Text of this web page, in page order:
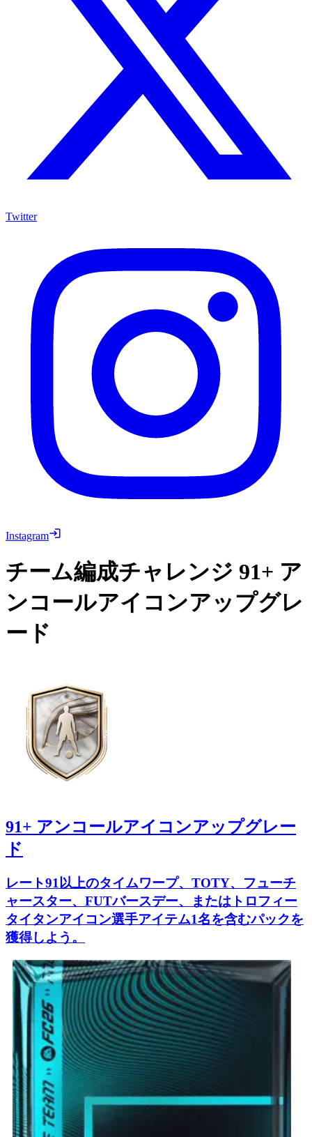
Twitter
Instagram
チーム編成チャレンジ 91+ ア
ンコールアイコンアップグレ
ード
91+ アンコールアイコンアップグレー
ド
レート91以上のタイムワープ、TOTY、フューチ
ャースター、FUTバースデー、またはトロフィー
タイタンアイコン選手アイテム1名を含むパックを
獲得しよう。